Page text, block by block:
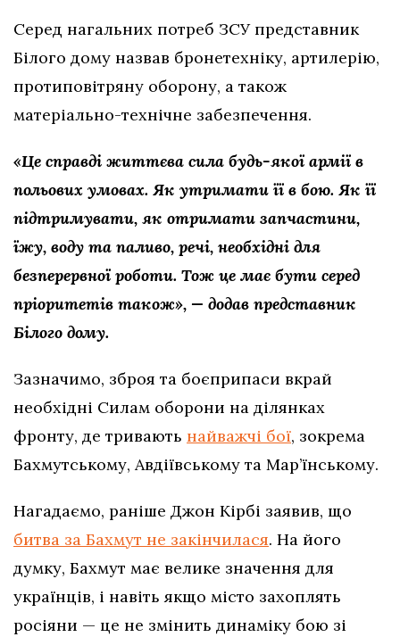
Серед нагальних потреб ЗСУ представник
Білого дому назвав бронетехніку, артилерію,
протиповітряну оборону, а також
матеріально-технічне забезпечення.
«Це справді життєва сила будь-якої армії в
польових умовах. Як утримати її в бою. Як її
підтримувати, як отримати запчастини,
їжу, воду та паливо, речі, необхідні для
безперервної роботи. Тож це має бути серед
пріоритетів також», — додав представник
Білого дому.
Зазначимо, зброя та боєприпаси вкрай
необхідні Силам оборони на ділянках
фронту, де тривають найважчі бої, зокрема
Бахмутському, Авдіївському та Мар’їнському.
Нагадаємо, раніше Джон Кірбі заявив, що
битва за Бахмут не закінчилася. На його
думку, Бахмут має велике значення для
українців, і навіть якщо місто захоплять
росіяни — це не змінить динаміку бою зі